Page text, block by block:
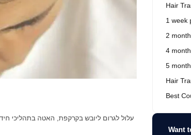
Hair
1 week
2
4
5
Hair
Best
Want